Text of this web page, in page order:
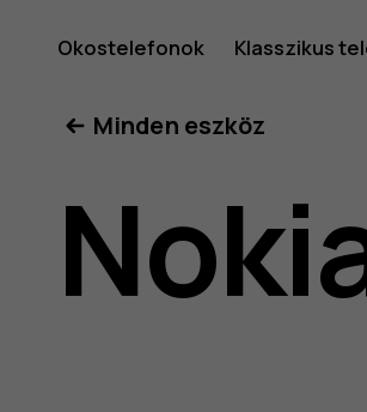
Nokia
8.1
Okostelefonok Klasszikus
Minden eszköz